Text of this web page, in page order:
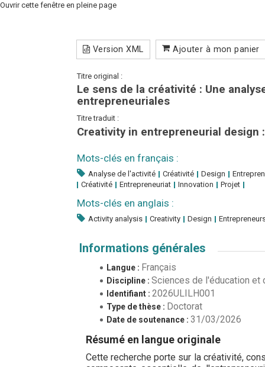
Ouvrir cette fenêtre en pleine page
Version XML Ajouter à mon panier
Titre original :
Le sens de la créativité : Une
entrepreneuriales
Titre traduit :
Creativity in entrepreneurial design
Mots-clés en français :
Analyse de l'activité Créativité Design
Créativité
Entrepreneuriat Innovation Projet
Mots-clés en anglais :
Activity analysis Creativity Design
Informations générales
Langue : Français
Discipline : Sciences de l'éducation et
Identifiant : 2026ULILH001
Type de thèse : Doctorat
Date de soutenance : 31/03/2026
Résumé en langue originale
Cette recherche porte sur la créativité,